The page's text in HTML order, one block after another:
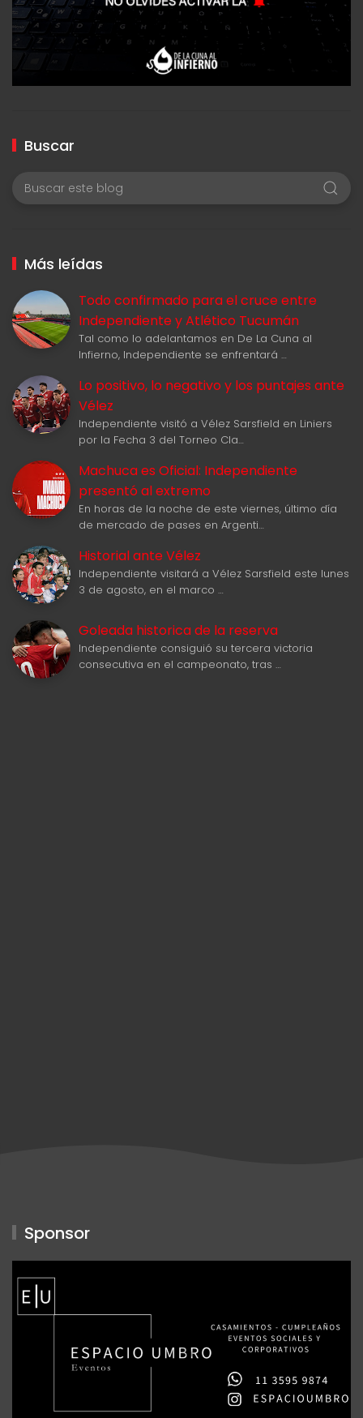
Buscar
Más leídas
Todo confirmado para el cruce entre
Independiente y Atlético Tucumán
Tal como lo adelantamos en De La Cuna al
Infierno, Independiente se enfrentará …
Lo positivo, lo negativo y los puntajes ante
Vélez
Independiente visitó a Vélez Sarsfield en Liniers
por la Fecha 3 del Torneo Cla…
Machuca es Oficial: Independiente
presentó al extremo
En horas de la noche de este viernes, último día
de mercado de pases en Argenti…
Historial ante Vélez
Independiente visitará a Vélez Sarsfield este lunes
3 de agosto, en el marco …
Goleada historica de la reserva
Independiente consiguió su tercera victoria
consecutiva en el campeonato, tras …
Sponsor